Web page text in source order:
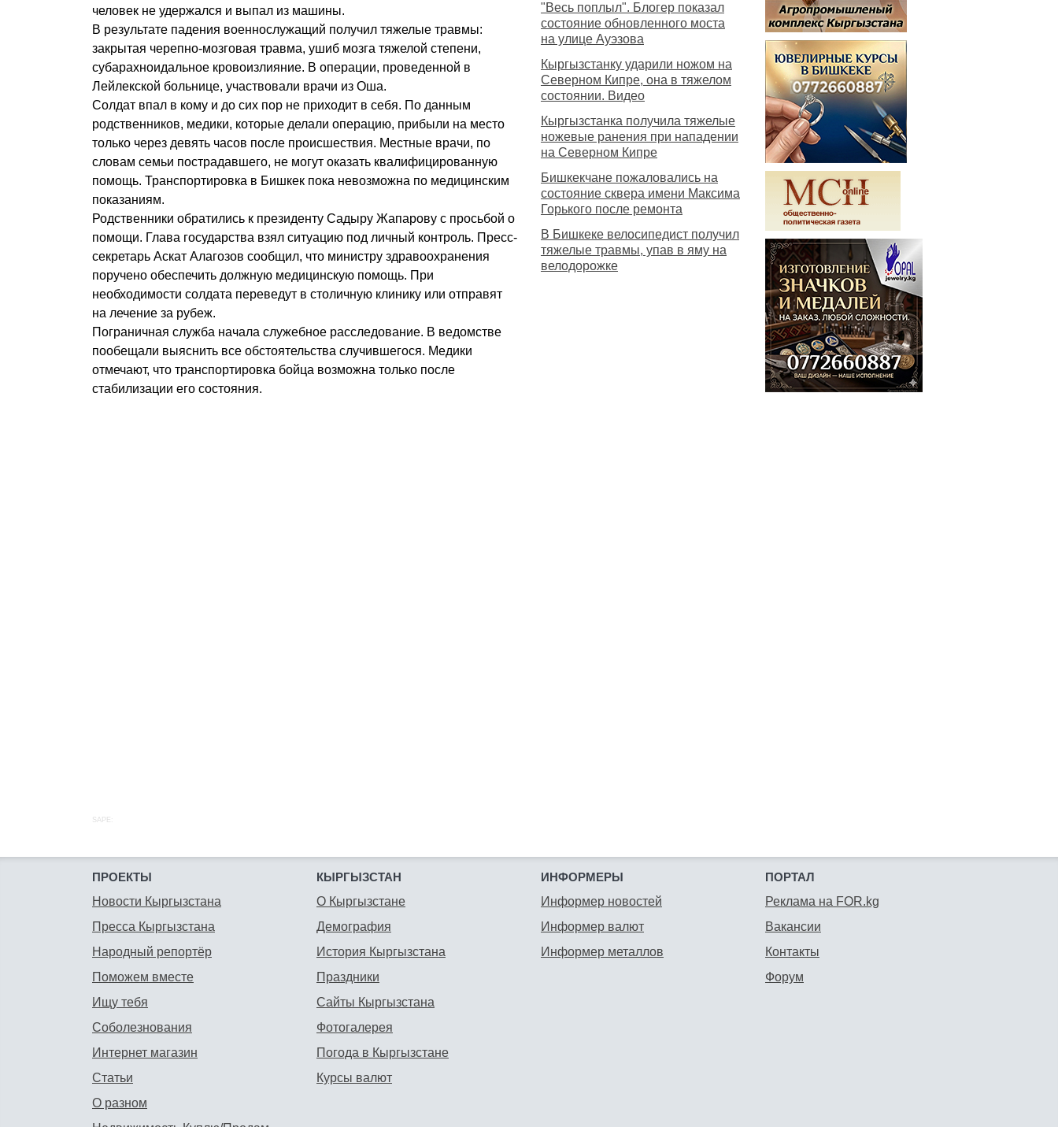
человек не удержался и выпал из машины.
В результате падения военнослужащий получил тяжелые травмы:
закрытая черепно-мозговая травма, ушиб мозга тяжелой степени,
субарахноидальное кровоизлияние. В операции, проведенной в
Лейлекской больнице, участвовали врачи из Оша.
Солдат впал в кому и до сих пор не приходит в себя. По данным
родственников, медики, которые делали операцию, прибыли на место
только через девять часов после происшествия. Местные врачи, по
словам семьи пострадавшего, не могут оказать квалифицированную
помощь. Транспортировка в Бишкек пока невозможна по медицинским
показаниям.
Родственники обратились к президенту Садыру Жапарову с просьбой о
помощи. Глава государства взял ситуацию под личный контроль. Пресс-
секретарь Аскат Алагозов сообщил, что министру здравоохранения
поручено обеспечить должную медицинскую помощь. При
необходимости солдата переведут в столичную клинику или отправят
на лечение за рубеж.
Пограничная служба начала служебное расследование. В ведомстве
пообещали выяснить все обстоятельства случившегося. Медики
отмечают, что транспортировка бойца возможна только после
стабилизации его состояния.
"Весь поплыл". Блогер показал
состояние обновленного моста
на улице Ауэзова
Кыргызстанку ударили ножом на
Северном Кипре, она в тяжелом
состоянии. Видео
Кыргызстанка получила тяжелые
ножевые ранения при нападении
на Северном Кипре
Бишкекчане пожаловались на
состояние сквера имени Максима
Горького после ремонта
В Бишкеке велосипедист получил
тяжелые травмы, упав в яму на
велодорожке
SAPE:
ПРОЕКТЫ
Новости Кыргызстана
Пресса Кыргызстана
Народный репортёр
Поможем вместе
Ищу тебя
Соболезнования
Интернет магазин
Статьи
О разном
КЫРГЫЗСТАН
О Кыргызстане
Демография
История Кыргызстана
Праздники
Сайты Кыргызстана
Фотогалерея
Погода в Кыргызстане
Курсы валют
ИНФОРМЕРЫ
Информер новостей
Информер валют
Информер металлов
ПОРТАЛ
Реклама на FOR.kg
Вакансии
Контакты
Форум